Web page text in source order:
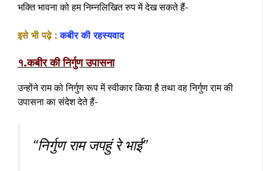
भक्ति भावना को हम निम्नलिखित रुप में देख सकते हैं-
इसे भी पढ़े : कबीर की रहस्यवाद
१.कबीर की निर्गुण उपासना
उन्होंने राम को निर्गुण रूप में स्वीकार किया है तथा वह निर्गुण राम की
उपासना का संदेश देते हैं-
“निर्गुण राम जपहुं रे भाई”